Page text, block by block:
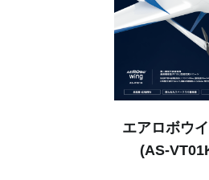
エアロボウ
(AS-